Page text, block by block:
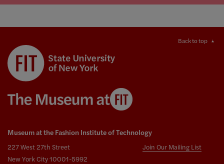
Back to top
Museum at the Fashion Institute of Technology
227 West 27th Street
New York City 10001-5992
Join Our Mailing List